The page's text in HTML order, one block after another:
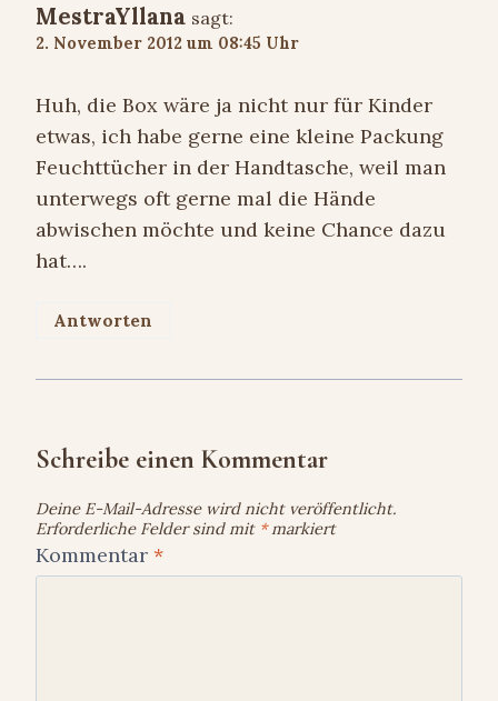
MestraYllana sagt:
2. November 2012 um 08:45 Uhr
Huh, die Box wäre ja nicht nur für Kinder
etwas, ich habe gerne eine kleine Packung
Feuchttücher in der Handtasche, weil man
unterwegs oft gerne mal die Hände
abwischen möchte und keine Chance dazu
hat….
Antworten
Schreibe einen Kommentar
Deine E-Mail-Adresse wird nicht veröffentlicht.
Erforderliche Felder sind mit *markiert
Kommentar *